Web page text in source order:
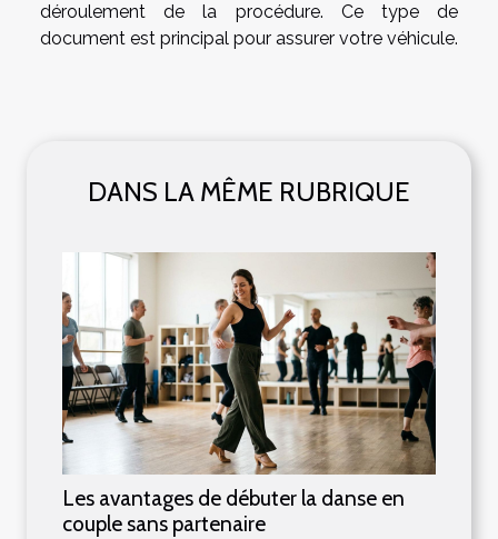
déroulement de la procédure. Ce type de
document est principal pour assurer votre véhicule.
DANS LA MÊME RUBRIQUE
Les avantages de débuter la danse en
couple sans partenaire